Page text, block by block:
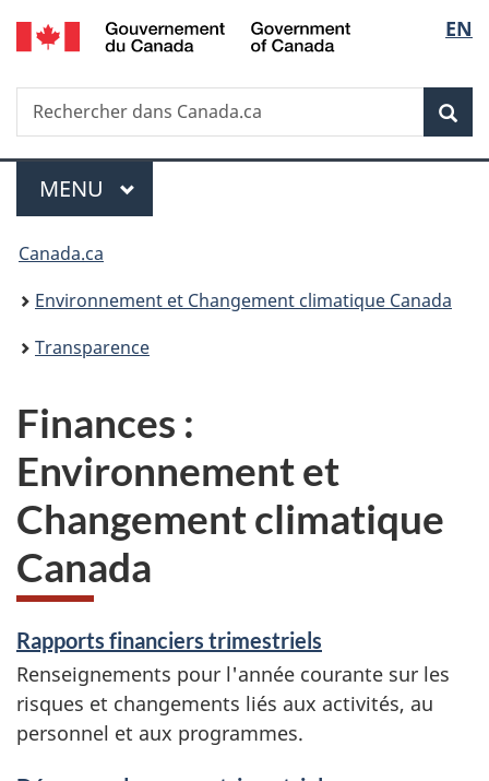
Passer
au
principal
Passer
à
Au
du
Passer
à
version
simplifiée
de
la
EN
Recherche
Rechercher
dans
Menu
MENU PRINCIPAL
Vous
êtes
ici :
Canada.ca
Environnement et Changement climatique Canada
Transparence
Finances :
Environnement et
Changement climatique
Canada
Rapports financiers trimestriels
Renseignements pour l'année courante sur les
risques et changements liés aux activités, au
personnel et aux programmes.